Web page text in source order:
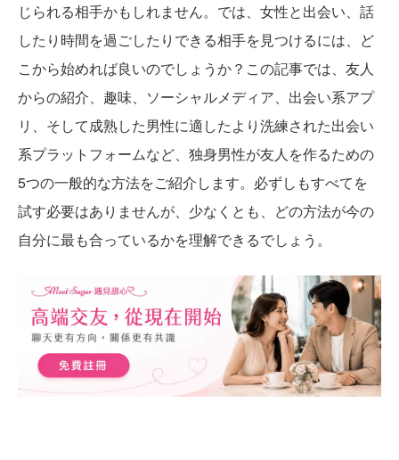
じられる相手かもしれません。では、女性と出会い、話
したり時間を過ごしたりできる相手を見つけるには、ど
こから始めれば良いのでしょうか？この記事では、友人
からの紹介、趣味、ソーシャルメディア、出会い系アプ
リ、そして成熟した男性に適したより洗練された出会い
系プラットフォームなど、独身男性が友人を作るための
5つの一般的な方法をご紹介します。必ずしもすべてを
試す必要はありませんが、少なくとも、どの方法が今の
自分に最も合っているかを理解できるでしょう。